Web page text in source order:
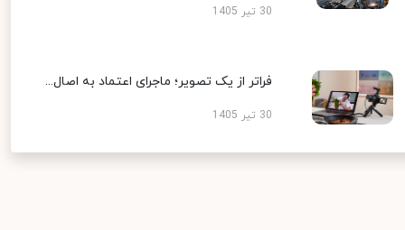
30 تیر 1405
فراتر از یک تصویر؛ ماجرای اعتماد به اصال...
30 تیر 1405